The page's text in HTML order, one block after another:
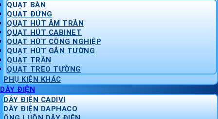
QUẠT BÀN
QUẠT ĐỨNG
QUẠT HÚT ÂM TRẦN
QUẠT HÚT CABINET
QUẠT HÚT CÔNG NGHIỆP
QUẠT HÚT GẮN TƯỜNG
QUẠT TRẦN
QUẠT TREO TƯỜNG
PHỤ KIỆN KHÁC
DÂY ĐIỆN
DÂY ĐIỆN CADIVI
DÂY ĐIỆN DAPHACO